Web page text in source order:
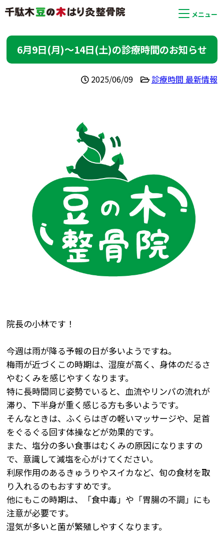
メニュー
6月9日(月)〜14日(土)の診療時間のお知らせ
2025/06/09 診療時間 最新情報
院長の小林です！
今週は雨が降る予報の日が多いようですね。
梅雨が近づくこの時期は、湿度が高く、身体のだるさ
やむくみを感じやすくなります。
特に長時間同じ姿勢でいると、血流やリンパの流れが
滞り、下半身が重く感じる方も多いようです。
そんなときは、ふくらはぎの軽いマッサージや、足首
をぐるぐる回す体操などが効果的です。
また、塩分の多い食事はむくみの原因になりますの
で、意識して減塩を心がけてください。
利尿作用のあるきゅうりやスイカなど、旬の食材を取
り入れるのもおすすめです。
他にもこの時期は、「食中毒」や「胃腸の不調」にも
注意が必要です。
湿気が多いと菌が繁殖しやすくなります。